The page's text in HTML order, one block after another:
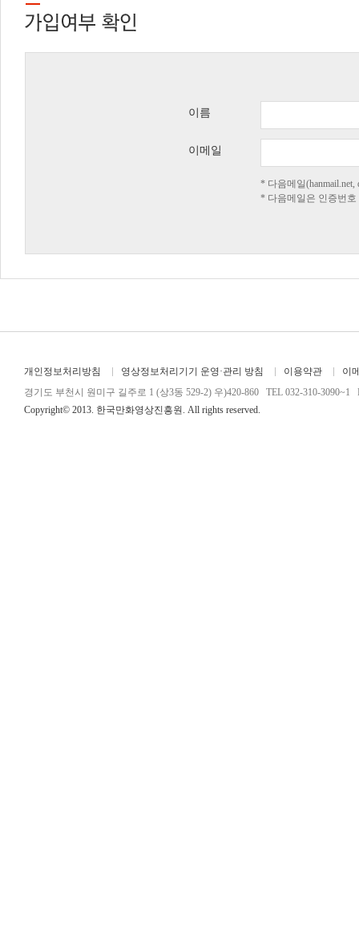
이름
이메일
* 다음메일
* 다음메일은 인증번
개인정보처리방침 영상정보처리기기 운영·관리 방침 이용약관
이
경기도 부천시 원미구 길주로 1 (상3동 529-2) 우)420-860 TEL 032-310-3090~1
Copyright© 2013. 한국만화영상진흥원. All rights reserved.